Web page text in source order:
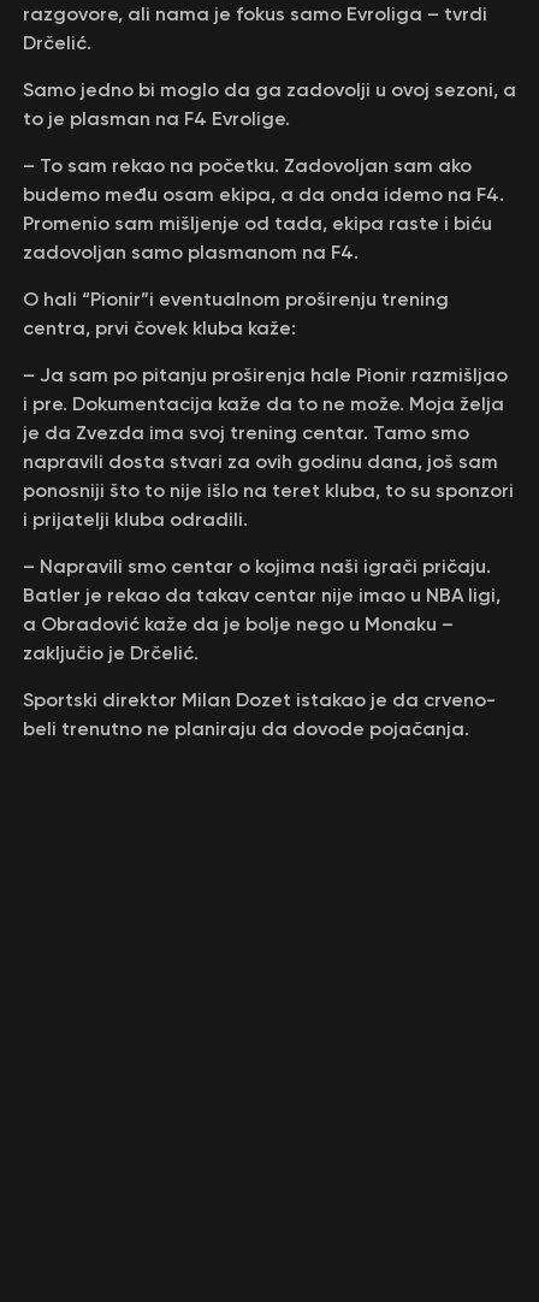
razgovore, ali nama je fokus samo Evroliga – tvrdi
Drčelić.
Samo jedno bi moglo da ga zadovolji u ovoj sezoni, a
to je plasman na F4 Evrolige.
– To sam rekao na početku. Zadovoljan sam ako
budemo među osam ekipa, a da onda idemo na F4.
Promenio sam mišljenje od tada, ekipa raste i biću
zadovoljan samo plasmanom na F4.
O hali “Pionir”i eventualnom proširenju trening
centra, prvi čovek kluba kaže:
– Ja sam po pitanju proširenja hale Pionir razmišljao
i pre. Dokumentacija kaže da to ne može. Moja želja
je da Zvezda ima svoj trening centar. Tamo smo
napravili dosta stvari za ovih godinu dana, još sam
ponosniji što to nije išlo na teret kluba, to su sponzori
i prijatelji kluba odradili.
– Napravili smo centar o kojima naši igrači pričaju.
Batler je rekao da takav centar nije imao u NBA ligi,
a Obradović kaže da je bolje nego u Monaku –
zaključio je Drčelić.
Sportski direktor Milan Dozet istakao je da crveno-
beli trenutno ne planiraju da dovode pojačanja.